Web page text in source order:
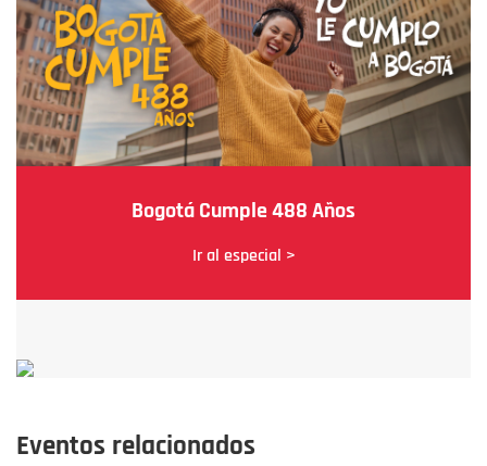
Bogotá Cumple 488 Años
Ir al especial >
Eventos relacionados